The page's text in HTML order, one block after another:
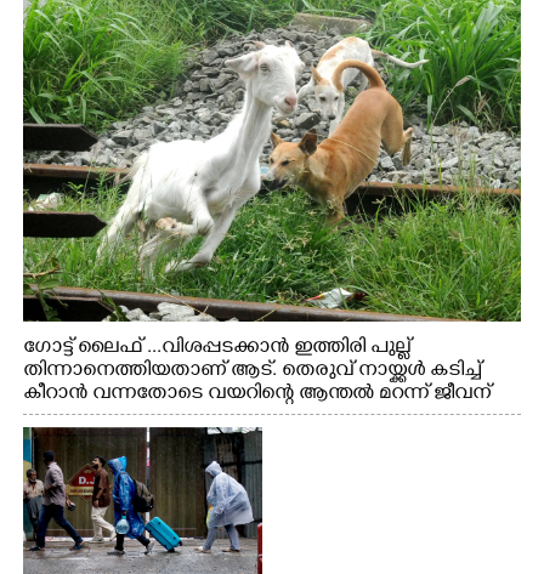
ഗോട്ട് ലൈഫ് ...വിശപ്പടക്കാൻ ഇത്തിരി പുല്ല്
തിന്നാനെത്തിയതാണ് ആട്. തെരുവ് നായ്ക്കൾ കടിച്ച്
കീറാൻ വന്നതോടെ വയറിന്റെ ആന്തൽ മറന്ന് ജീവന്
വേണ്ടിയായി ഓട്ടം. എറണാകുളം വാത്തുരുത്തിയിൽ
നിന്നുള്ള കാഴ്ച